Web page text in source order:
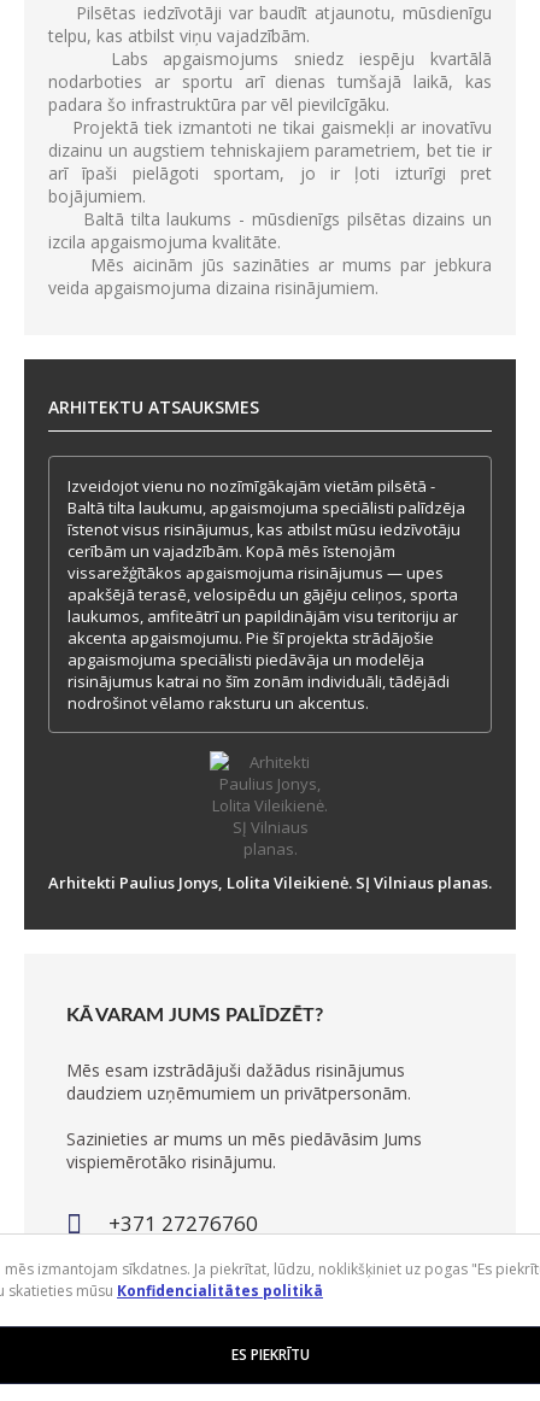
mēs izmantojam sīkdatnes. Ja piekrītat, lūdzu, noklikšķiniet uz pogas "Es
skatieties mūsu Кonfidencialitātes politikā
ES PIEKRĪTU
Pilsētas iedzīvotāji var baudīt atjaunotu, mūsdienīgu
telpu, kas atbilst viņu vajadzībām.
Labs apgaismojums sniedz iespēju kvartālā
nodarboties ar sportu arī dienas tumšajā laikā, kas
padara šo infrastruktūra par vēl pievilcīgāku.
Projektā tiek izmantoti ne tikai gaismekļi ar inovatīvu
dizainu un augstiem tehniskajiem parametriem, bet tie ir
arī īpaši pielāgoti sportam, jo ir ļoti izturīgi pret
bojājumiem.
Baltā tilta laukums - mūsdienīgs pilsētas dizains un
izcila apgaismojuma kvalitāte.
Mēs aicinām jūs sazināties ar mums par jebkura
veida apgaismojuma dizaina risinājumiem.
ARHITEKTU ATSAUKSMES
Izveidojot vienu no nozīmīgākajām vietām pilsētā -
Baltā tilta laukumu, apgaismojuma speciālisti palīdzēja
īstenot visus risinājumus, kas atbilst mūsu iedzīvotāju
cerībām un vajadzībām. Kopā mēs īstenojām
vissarežģītākos apgaismojuma risinājumus — upes
apakšējā terasē, velosipēdu un gājēju celiņos, sporta
laukumos, amfiteātrī un papildinājām visu teritoriju ar
akcenta apgaismojumu. Pie šī projekta strādājošie
apgaismojuma speciālisti piedāvāja un modelēja
risinājumus katrai no šīm zonām individuāli, tādējādi
nodrošinot vēlamo raksturu un akcentus.
Arhitekti Paulius Jonys, Lolita Vileikienė. SĮ Vilniaus planas.
KĀ VARAM JUMS PALĪDZĒT?
Mēs esam izstrādājuši dažādus risinājumus
daudziem uzņēmumiem un privātpersonām.
Sazinieties ar mums un mēs piedāvāsim Jums
vispiemērotāko risinājumu.
+371 27276760
info@gaismasstils.lv